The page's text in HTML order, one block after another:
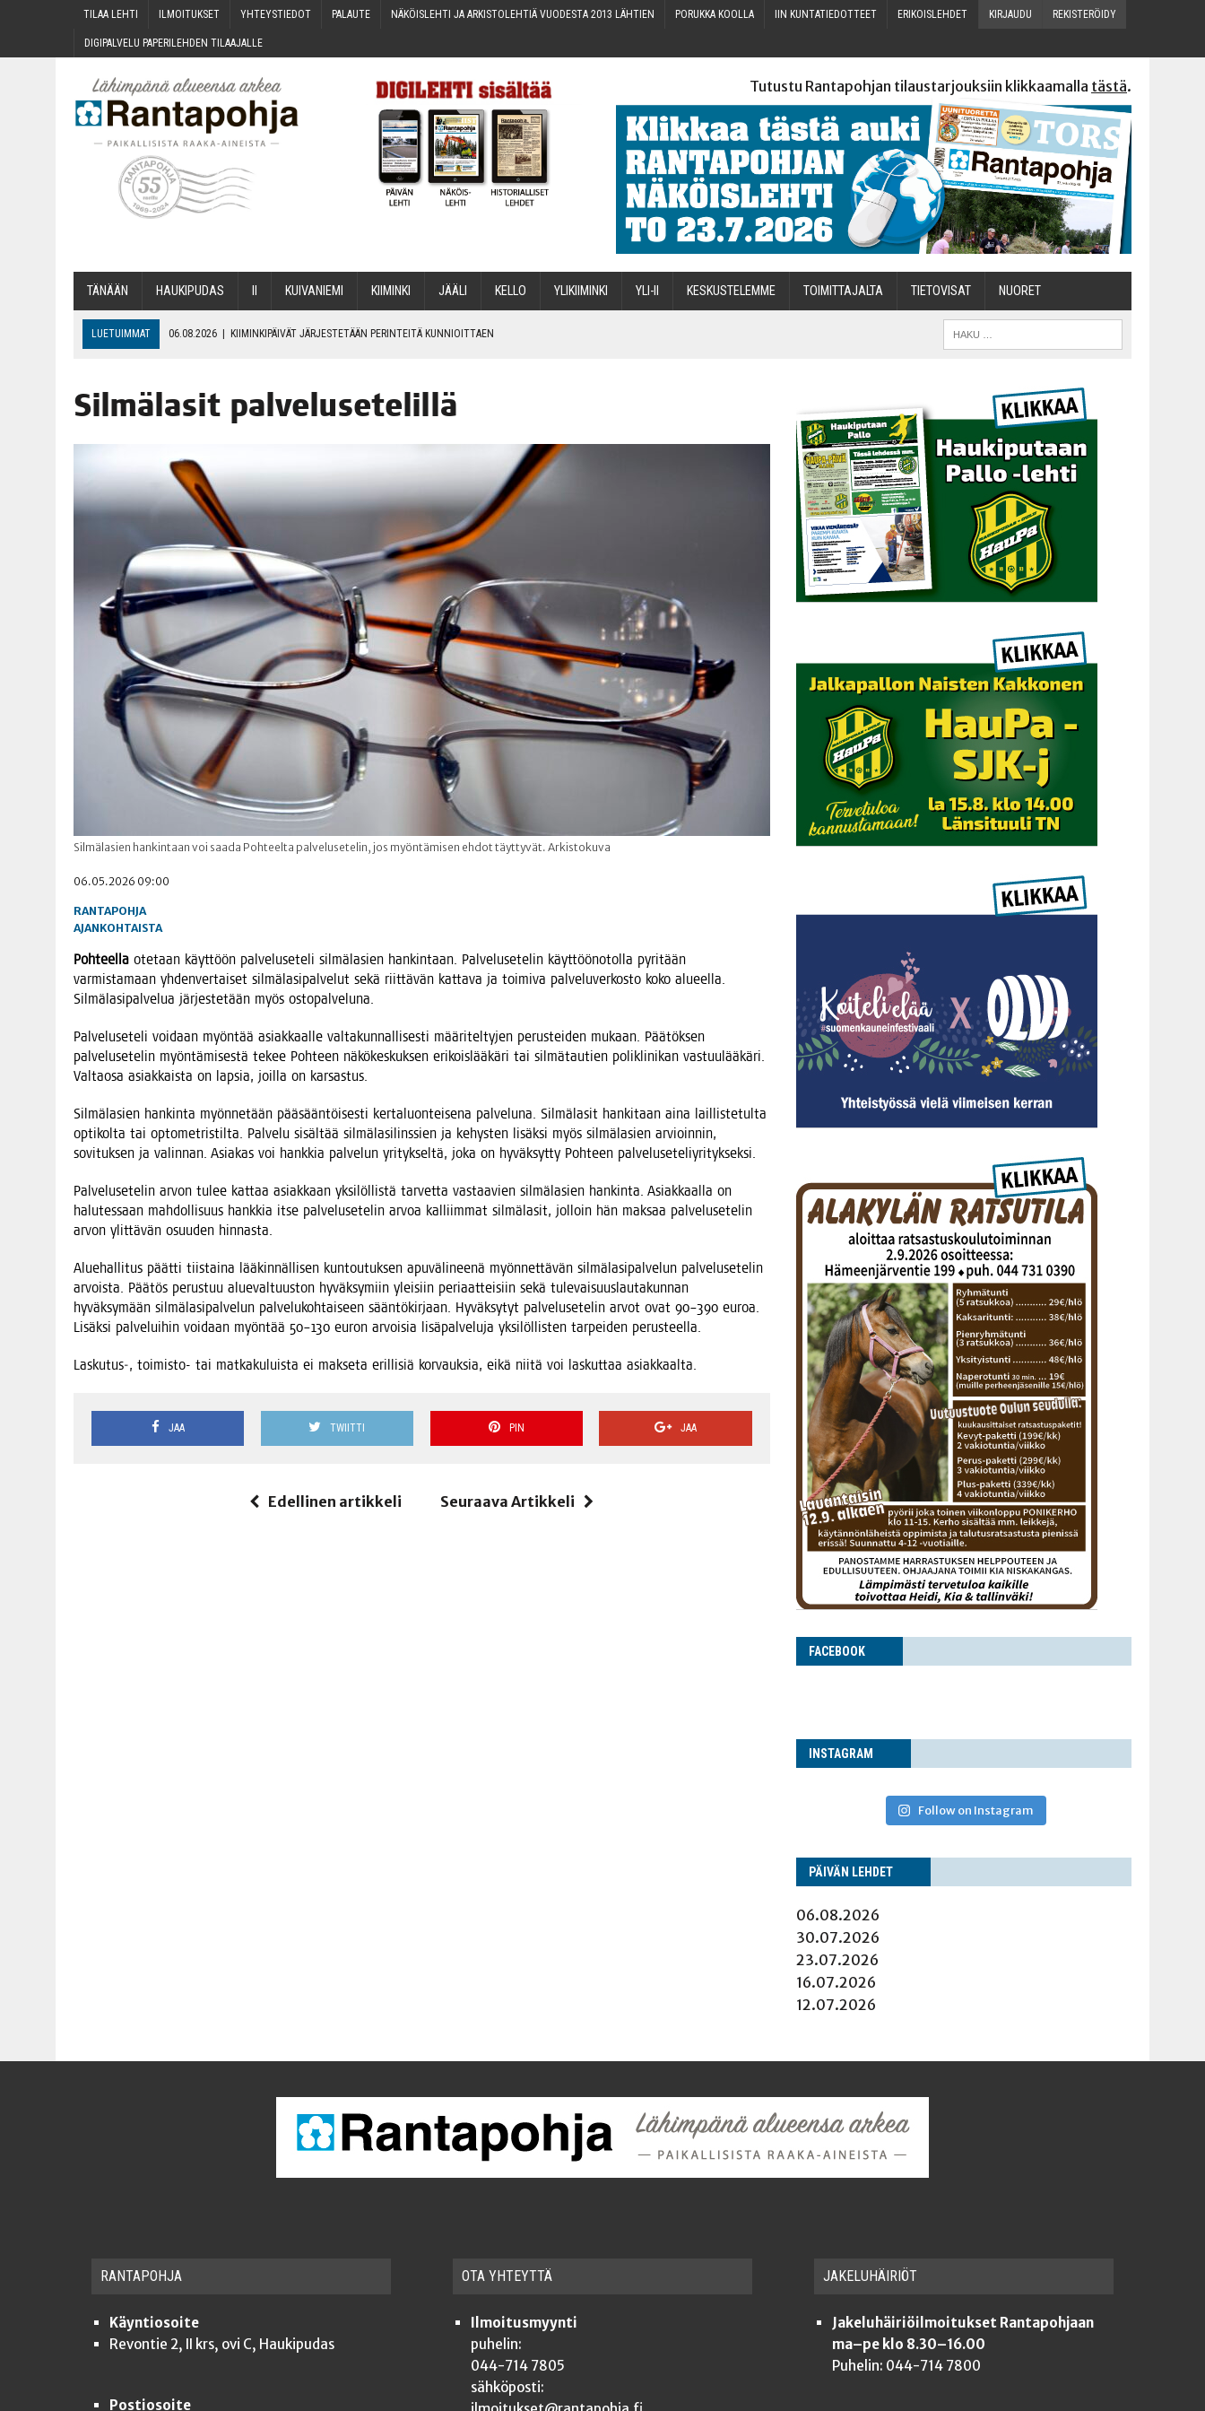
TILAA LEH­TI ILMOI­TUK­SET YHTEYS­TIE­DOT PALAU­TE NÄKÖIS­LEH­TI JA ARKIS­TO­LEH­TIÄ VUO­DES­TA 2013 LÄHTIEN PORUK­KA KOOLLA IIN KUN­TA­TIE­DOT­TEET ERI­KOIS­LEH­DET KIR­JAU­DU REKIS­TE­RÖI­DY
DIGI­PAL­VE­LU PAPE­RI­LEH­DEN TILAAJALLE
Tutustu Rantapohjan tilaustarjouksiin klikkaamalla tästä.
TÄNÄÄN HAU­KI­PU­DAS KUI­VA­NIE­MI KII­MIN­KI JÄÄ­LI KEL­LO YLI­KII­MIN­KI YLI-II KES­KUS­TE­LEM­ME TOI­MIT­TA­JAL­TA TIETOVISAT NUO­RET
LUETUIMMAT 06.08.2026 | KII­MIN­KI­PÄI­VÄT JÄR­JES­TE­TÄÄN PERIN­TEI­TÄ KUNNIOITTAEN
06.08.2026 | MAKA­RO­NI­LAA­TI­KOL­LA ARKEEN
OPIN­TOI­HIN KAN­SA­LAIS­OPIS­TOS­SA VOI SAA­DA AVUSTUSTA
Sil­mä­la­sit palvelusetelillä
Silmälasien hankintaan voi saada Pohteelta palvelusetelin, jos myöntämisen ehdot täyttyvät. Arkistokuva
06.05.2026 09:00
RANTAPOHJA
AJANKOHTAISTA
Poh­teel­la ote­taan käyt­töön pal­ve­luse­te­li sil­mä­la­sien han­kin­taan. Pal­ve­luse­te­lin käyt­töö­no­tol­la pyri­tään
var­mis­ta­maan yhden­ver­tai­set sil­mä­la­si­pal­ve­lut sekä riit­tä­vän kat­ta­va ja toi­mi­va pal­ve­lu­ver­kos­to koko alu­eel­la.
Sil­mä­la­si­pal­ve­lua jär­jes­te­tään myös ostopalveluna.
Pal­ve­luse­te­li voi­daan myön­tää asiak­kaal­le val­ta­kun­nal­li­ses­ti mää­ri­tel­ty­jen perus­tei­den mukaan. Pää­tök­sen
pal­ve­luse­te­lin myön­tä­mi­ses­tä tekee Poh­teen näkö­kes­kuk­sen eri­kois­lää­kä­ri tai sil­mä­tau­tien polikli­ni­kan vas­tuu­lää­kä­ri.
Val­tao­sa asiak­kais­ta on lap­sia, joil­la on karsastus.
Sil­mä­la­sien han­kin­ta myön­ne­tään pää­sään­töi­ses­ti ker­ta­luon­tei­se­na pal­ve­lu­na. Sil­mä­la­sit han­ki­taan aina lail­lis­te­tul­ta
opti­kol­ta tai opto­met­ris­til­ta. Pal­ve­lu sisäl­tää sil­mä­la­si­lins­sien ja kehys­ten lisäk­si myös sil­mä­la­sien arvioin­nin,
sovi­tuk­sen ja valin­nan. Asia­kas voi hank­kia pal­ve­lun yri­tyk­sel­tä, joka on hyväk­syt­ty Poh­teen palveluseteliyritykseksi.
Pal­ve­luse­te­lin arvon tulee kat­taa asiak­kaan yksi­löl­lis­tä tar­vet­ta vas­taa­vien sil­mä­la­sien han­kin­ta. Asiak­kaal­la on
halu­tes­saan mah­dol­li­suus hank­kia itse pal­ve­luse­te­lin arvoa kal­liim­mat sil­mä­la­sit, jol­loin hän mak­saa pal­ve­luse­te­lin
arvon ylit­tä­vän osuu­den hinnasta.
Alue­hal­li­tus päät­ti tiis­tai­na lää­kin­näl­li­sen kun­tou­tuk­sen apu­vä­li­nee­nä myön­net­tä­vän sil­mä­la­si­pal­ve­lun pal­ve­luse­te­lin
arvois­ta. Pää­tös perus­tuu alue­val­tuus­ton hyväk­sy­miin ylei­siin peri­aat­tei­siin sekä tule­vai­suus­lau­ta­kun­nan
hyväk­sy­mään sil­mä­la­si­pal­ve­lun pal­ve­lu­koh­tai­seen sään­tö­kir­jaan. Hyväk­sy­tyt pal­ve­luse­te­lin arvot ovat 90–390 euroa.
Lisäk­si pal­ve­lui­hin voi­daan myön­tää 50–130 euron arvoi­sia lisä­pal­ve­lu­ja yksi­löl­lis­ten tar­pei­den perusteella.
Laskutus‑, toi­mis­to- tai mat­ka­ku­luis­ta ei mak­se­ta eril­li­siä kor­vauk­sia, eikä nii­tä voi las­kut­taa asiakkaalta.
JAA TWIITTI PIN JAA
Edellinen artikkeli Seuraava Artikkeli
FACE­BOOK
INS­TA­GRAM
Follow on Instagram
PÄI­VÄN LEHDET
06.08.2026
30.07.2026
23.07.2026
16.07.2026
12.07.2026
RAN­TA­POH­JA
Käyntiosoite
Revontie 2, II krs, ovi C, Haukipudas
Postiosoite
OTA YHTEYT­TÄ
Ilmoitusmyynti
puhelin:
044-714 7805
sähköposti:
JAKE­LU­HÄI­RIÖT
Jakeluhäiriöilmoitukset Rantapohjaan
ma–pe klo 8.30–16.00
Puhelin: 044-714 7800